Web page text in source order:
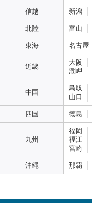
信越 新潟
北陸 富山
東海 名古屋
近畿
大阪
潮岬
中国
鳥取
山口
四国 徳島
九州
福岡
福江
宮崎
沖縄 那覇